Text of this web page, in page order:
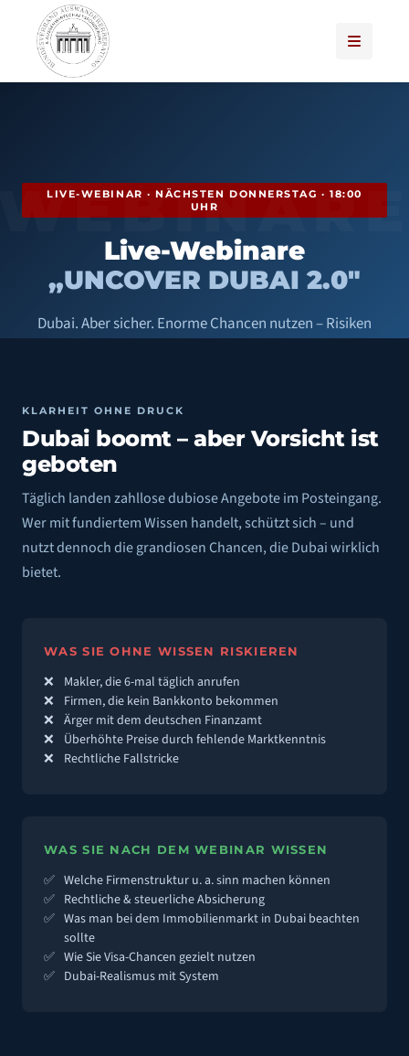
LIVE-WEBINAR · NÄCHSTEN DONNERSTAG · 18:00
UHR
Live-Webinare
„UNCOVER DUBAI 2.0"
Dubai. Aber sicher. Enorme Chancen nutzen – Risiken
JETZT ANMELDEN
KLARHEIT OHNE DRUCK
Dubai boomt – aber Vorsicht ist
geboten
Täglich landen zahllose dubiose Angebote im Posteingang.
Wer mit fundiertem Wissen handelt, schützt sich – und
nutzt dennoch die grandiosen Chancen, die Dubai wirklich
bietet.
WAS SIE OHNE WISSEN RISKIEREN
Makler, die 6-mal täglich anrufen
Firmen, die kein Bankkonto bekommen
Ärger mit dem deutschen Finanzamt
Überhöhte Preise durch fehlende Marktkenntnis
Rechtliche Fallstricke
WAS SIE NACH DEM WEBINAR WISSEN
Welche Firmenstruktur u. a. sinn machen können
Rechtliche & steuerliche Absicherung
Was man bei dem Immobilienmarkt in Dubai beachten
sollte
Wie Sie Visa-Chancen gezielt nutzen
Dubai-Realismus mit System